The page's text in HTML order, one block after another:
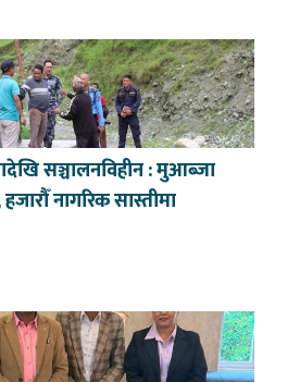
सञ्चालनविहीन : मुआब्जा
नागरिक सास्तीमा